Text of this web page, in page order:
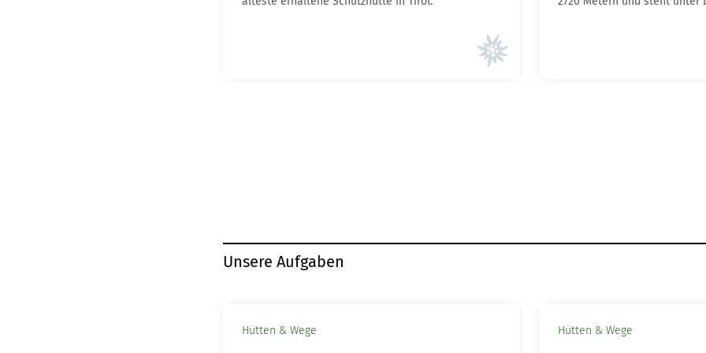
Unsere Aufgaben
Hütten & Wege Hütten & Wege